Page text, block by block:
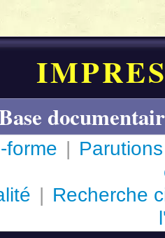
forme | Parutions
| Recherche